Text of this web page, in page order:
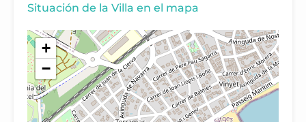
Situación de la Villa en el mapa
+
−